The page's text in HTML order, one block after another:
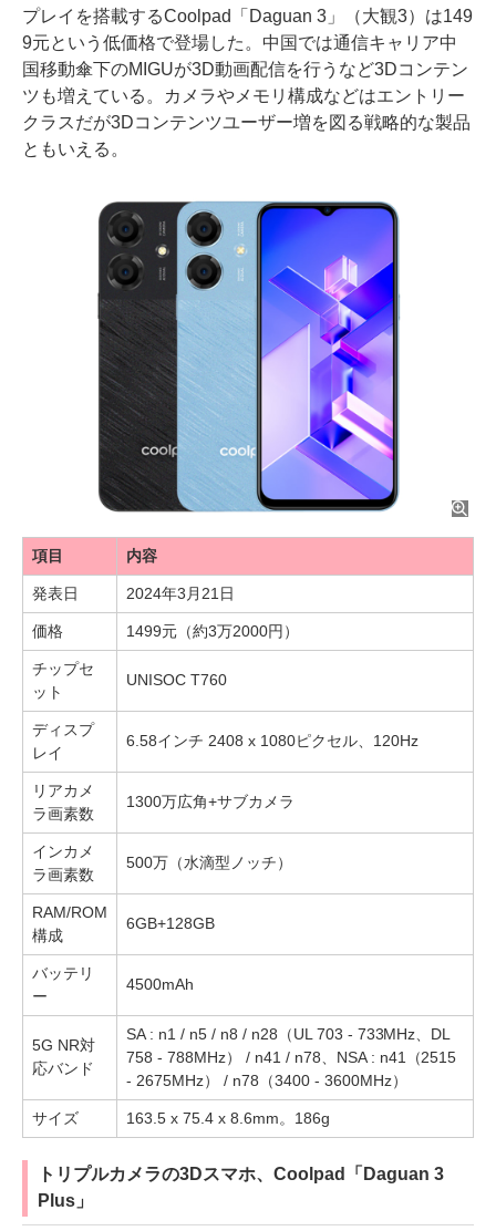
プレイを搭載するCoolpad「Daguan 3」（大観3）は149
9元という低価格で登場した。中国では通信キャリア中
国移動傘下のMIGUが3D動画配信を行うなど3Dコンテン
ツも増えている。カメラやメモリ構成などはエントリー
クラスだが3Dコンテンツユーザー増を図る戦略的な製品
ともいえる。
項目 内容
発表日 2024年3月21日
価格 1499元（約3万2000円）
チップセ
ット
UNISOC T760
ディスプ
レイ
6.58インチ 2408 x 1080ピクセル、120Hz
リアカメ
ラ画素数
1300万広角+サブカメラ
インカメ
ラ画素数
500万（水滴型ノッチ）
RAM/ROM
構成
6GB+128GB
バッテリ
ー
4500mAh
5G NR対
応バンド
SA : n1 / n5 / n8 / n28（UL 703 - 733MHz、DL
758 - 788MHz） / n41 / n78、NSA : n41（2515
- 2675MHz） / n78（3400 - 3600MHz）
サイズ 163.5 x 75.4 x 8.6mm。186g
トリプルカメラの3Dスマホ、Coolpad「Daguan 3
Plus」